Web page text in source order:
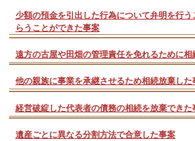
少額の預金を引出した行為について弁明を行
らうことができた事案
遠方の古屋や田畑の管理責任を免れるために
他の親族に事業を承継させるため相続放棄した
経営破綻した代表者の債務の相続を放棄できた
遺産ごとに異なる分割方法で合意した事案